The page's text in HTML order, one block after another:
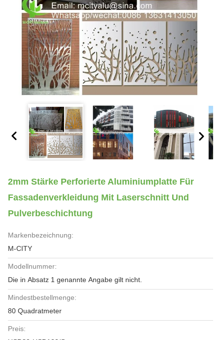
2mm Stärke Perforierte Aluminiumplatte Für
Fassadenverkleidung Mit Laserschnitt Und
Pulverbeschichtung
Markenbezeichnung:
M-CITY
Modellnummer:
Die in Absatz 1 genannte Angabe gilt nicht.
Mindestbestellmenge:
80 Quadratmeter
Preis: